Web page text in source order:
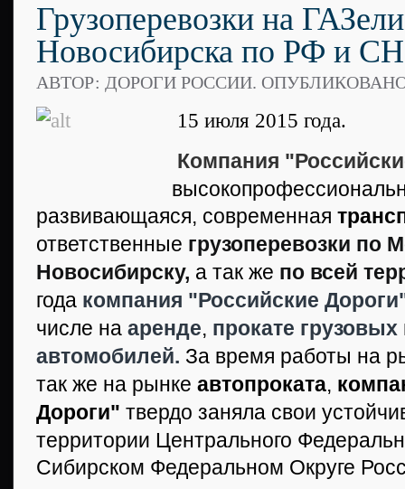
Грузоперевозки на
Новосибирска по РФ и
АВТОР: ДОРОГИ РОССИИ.
15 июля 2015 года.
Компания
развивающаяся, современная
ответственные грузоперевозки по
Новосибирску, а так же по всей
года компания "Российские
числе на аренде, прокате грузовых
автомобилей. За время работы на
так же на рынке автопроката,
Дороги" твердо заняла свои
территории Центрального
Сибирском Федеральном Округе